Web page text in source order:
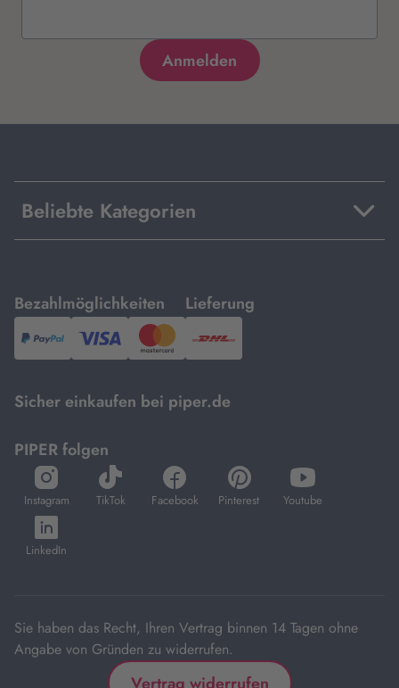
Beliebte Kategorien
Bezahlmöglichkeiten
mit
PayPal,Visa
und
Lieferung
mit
DHL.
Sicher einkaufen bei piper.de
PIPER folgen
Instagram
öffnet
in
neuem
Tab
TikTok
öffnet
in
Facebook
öffnet
in
Pinterest
öffnet
in
Youtube
öffnet
in
LinkedIn
öffnet
in
Sie haben das Recht, Ihren Vertrag binnen 14 Tagen ohne
Angabe von Gründen zu widerrufen.